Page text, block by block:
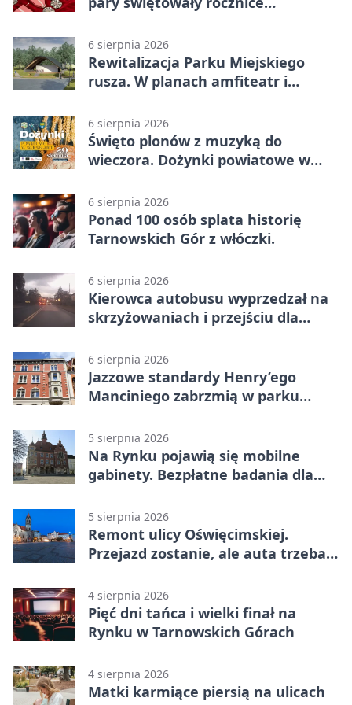
6 sierpnia 2026
Rewitalizacja Parku Miejskiego
rusza. W planach amfiteatr i
6 sierpnia 2026
Święto plonów z muzyką do
wieczora. Dożynki powiatowe w
6 sierpnia 2026
Ponad 100 osób splata historię
Tarnowskich Gór z włóczki.
6 sierpnia 2026
Kierowca autobusu wyprzedzał na
skrzyżowaniach i przejściu dla
6 sierpnia 2026
Jazzowe standardy Henry’ego
Manciniego zabrzmią w parku
5 sierpnia 2026
Na Rynku pojawią się mobilne
gabinety. Bezpłatne badania dla
5 sierpnia 2026
Remont ulicy Oświęcimskiej.
Przejazd zostanie, ale auta trzeba
4 sierpnia 2026
Pięć dni tańca i wielki finał na
Rynku w Tarnowskich Górach
4 sierpnia 2026
Matki karmiące piersią na ulicach